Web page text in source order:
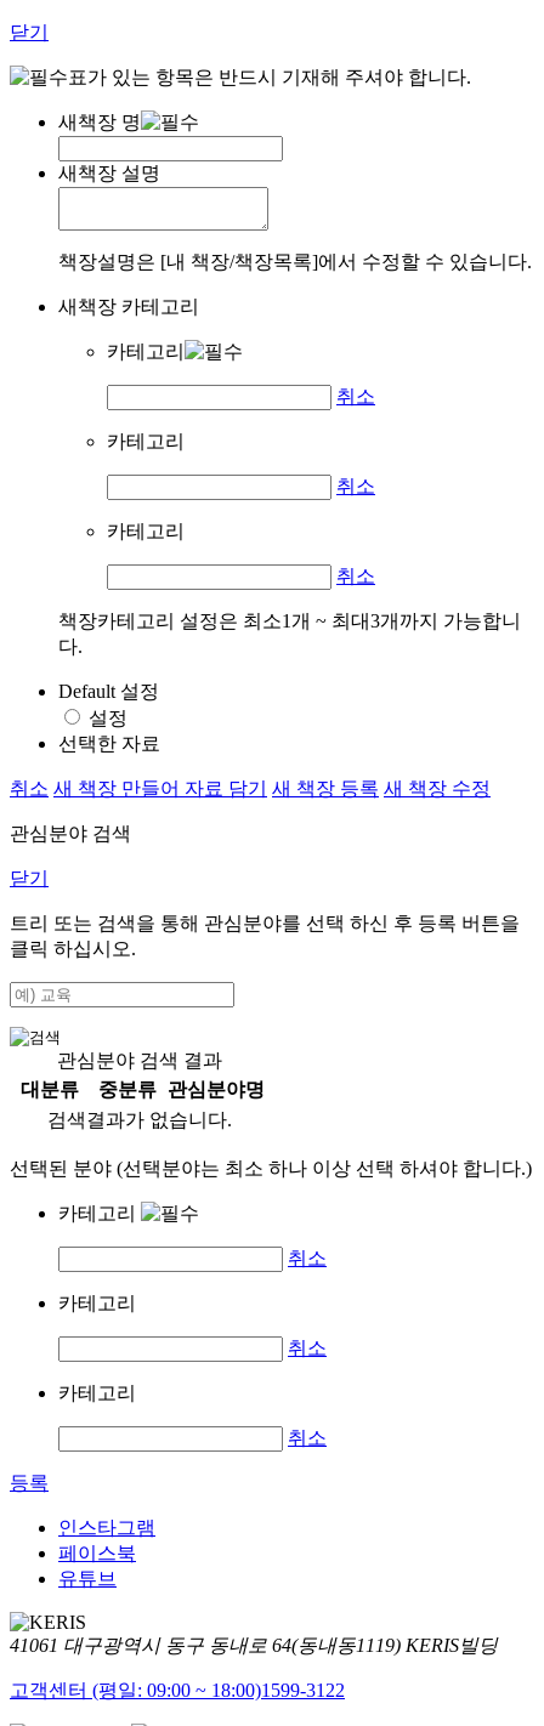
닫기
표가 있는 항목은 반드시 기재해 주셔야 합니다.
새책장 명
새책장 설명
책장설명은 [내 책장/책장목록]에서 수정할 수 있습니다.
새책장 카테고리
카테고리
취소
카테고리
취소
카테고리
취소
책장카테고리 설정은 최소1개 ~ 최대3개까지 가능합니
다.
Default 설정
설정
선택한 자료
취소 새 책장 만들어 자료 담기 새 책장 등록 새 책장 수정
관심분야 검색
닫기
트리 또는 검색을 통해 관심분야를 선택 하신 후 등록 버튼을
클릭 하십시오.
관심분야 검색 결과
대분류
중분류
관심분야명
검색결과가 없습니다.
선택된 분야 (선택분야는 최소 하나 이상 선택 하셔야 합니다.)
카테고리
취소
카테고리
취소
카테고리
취소
등록
인스타그램
페이스북
유튜브
41061 대구광역시 동구 동내로 64(동내동1119) KERIS빌딩
고객센터 (평일: 09:00 ~ 18:00)1599-3122